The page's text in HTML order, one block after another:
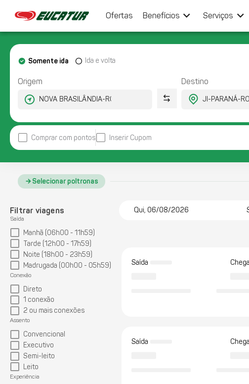
Ofertas Benefícios keyboard_arrow_down Serviços keyboard_arrow_down
Origem Destino
Somente ida Ida e volta
Comprar com pontos Inserir Cupom
Selecionar poltronas
Filtrar viagens
Saída
Manhã (06h00 - 11h59)
Tarde (12h00 - 17h59)
Noite (18h00 - 23h59)
Madrugada (00h00 - 05h59)
Conexão
Direto
1 conexão
2 ou mais conexões
Assento
Convencional
Executivo
Semi-leito
Leito
Experiência
Qui, 06/08/2026
Saída
Saída